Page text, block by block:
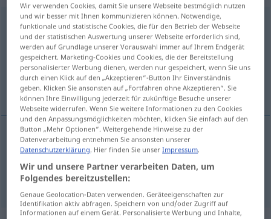
verleumdenv/t
Übersicht aller Übersetzungen
(Für mehr Details die Übersetzung anklicken/antippen)
клеветать <на-> на, оклеветать
клеветать<на-> наakk verleumden
оклеветатьpfakk verleumden
Wir verwenden Cookies, damit Sie unsere Webseite bestmöglich nutzen
und wir besser mit Ihnen kommunizieren können. Notwendige,
funktionale und statistische Cookies, die für den Betrieb der Webseite
und der statistischen Auswertung unserer Webseite erforderlich sind,
werden auf Grundlage unserer Vorauswahl immer auf Ihrem Endgerät
gespeichert. Marketing-Cookies und Cookies, die der Bereitstellung
personalisierter Werbung dienen, werden nur gespeichert, wenn Sie uns
durch einen Klick auf den „Akzeptieren“-Button Ihr Einverständnis
geben. Klicken Sie ansonsten auf „Fortfahren ohne Akzeptieren“. Sie
können Ihre Einwilligung jederzeit für zukünftige Besuche unserer
Webseite widerrufen. Wenn Sie weitere Informationen zu den Cookies
und den Anpassungsmöglichkeiten möchten, klicken Sie einfach auf den
Button „Mehr Optionen“. Weitergehende Hinweise zu der
Datenverarbeitung entnehmen Sie ansonsten unserer
Datenschutzerklärung. Hier finden Sie unserImpressum.
Wir und unsere Partner verarbeiten Daten, um
Folgendes bereitzustellen:
Genaue Geolocation-Daten verwenden. Geräteeigenschaften zur
Identifikation aktiv abfragen. Speichern von und/oder Zugriff auf
Informationen auf einem Gerät. Personalisierte Werbung und Inhalte,